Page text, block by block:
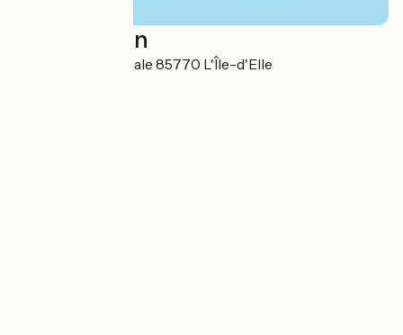
Localisation
79 bis, Rue Nationale 85770 L'Île-d'Elle